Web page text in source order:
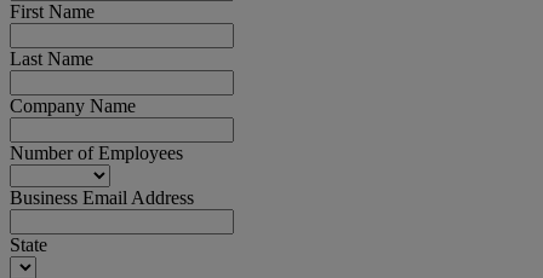
First Name
Last Name
Company Name
Number of Employees
Business Email Address
State